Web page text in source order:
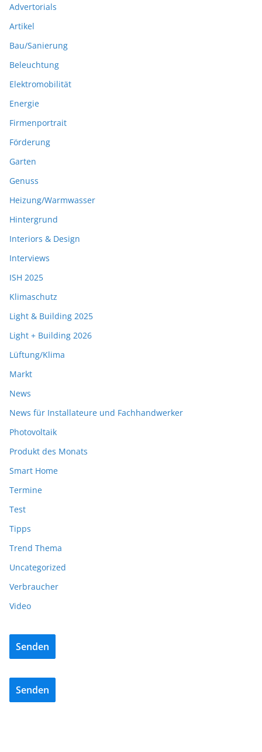
Advertorials
Artikel
Bau/Sanierung
Beleuchtung
Elektromobilität
Energie
Firmenportrait
Förderung
Garten
Genuss
Heizung/Warmwasser
Hintergrund
Interiors & Design
Interviews
ISH 2025
Klimaschutz
Light & Building 2025
Light + Building 2026
Lüftung/Klima
Markt
News
News für Installateure und Fachhandwerker
Photovoltaik
Produkt des Monats
Smart Home
Termine
Test
Tipps
Trend Thema
Uncategorized
Verbraucher
Video
Senden
Senden